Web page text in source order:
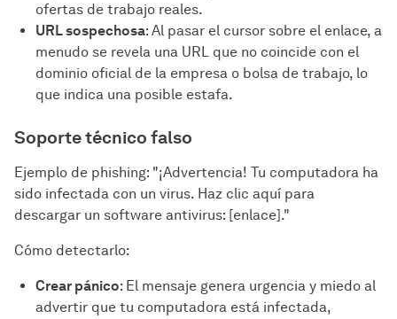
ofertas de trabajo reales.
URL sospechosa: Al pasar el cursor sobre el enlace, a
menudo se revela una URL que no coincide con el
dominio oficial de la empresa o bolsa de trabajo, lo
que indica una posible estafa.
Soporte técnico falso
Ejemplo de phishing: "¡Advertencia! Tu computadora ha
sido infectada con un virus. Haz clic aquí para
descargar un software antivirus: [enlace]."
Cómo detectarlo:
Crear pánico: El mensaje genera urgencia y miedo al
advertir que tu computadora está infectada,